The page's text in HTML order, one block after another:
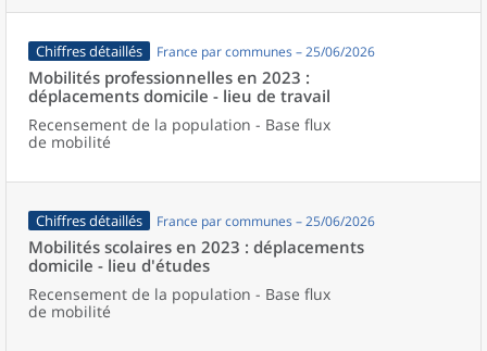
Chiffres détaillés France par communes – 25/06/2026
Mobilités professionnelles en 2023 :
déplacements domicile - lieu de travail
Recensement de la population - Base flux
de mobilité
Chiffres détaillés France par communes – 25/06/2026
Mobilités scolaires en 2023 : déplacements
domicile - lieu d'études
Recensement de la population - Base flux
de mobilité